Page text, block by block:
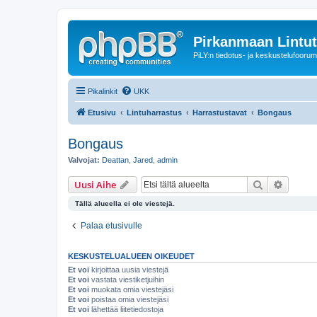
Pirkanmaan
PiLY:n tiedotus- ja
Pikalinkit UKK
Etusivu Lintuharrastus Harrastustavat Bongaus
Bongaus
Valvojat: Deattan Jared admin
Uusi Aihe Etsi
Tällä alueella ei ole viestejä.
Palaa etusivulle
KESKUSTELUALUEEN OIKEUDET
Et voi kirjoittaa uusia viestejä
Et voi vastata viestiketjuihin
Et voi muokata omia viestejäsi
Et voi poistaa omia viestejäsi
Et voi lähettää liitetiedostoja